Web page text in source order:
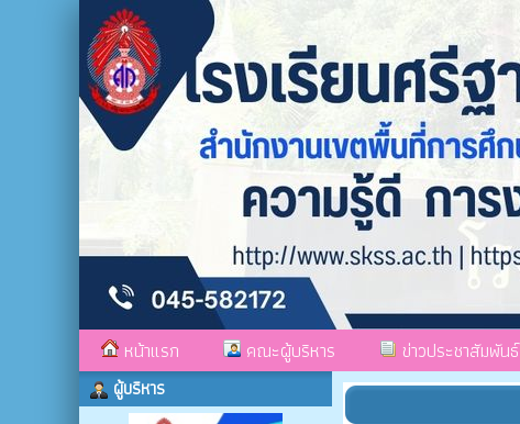
หน้าแรก คณะผู้บริหาร ข่าวประชาสัมพันธ์
ผู้บริหาร